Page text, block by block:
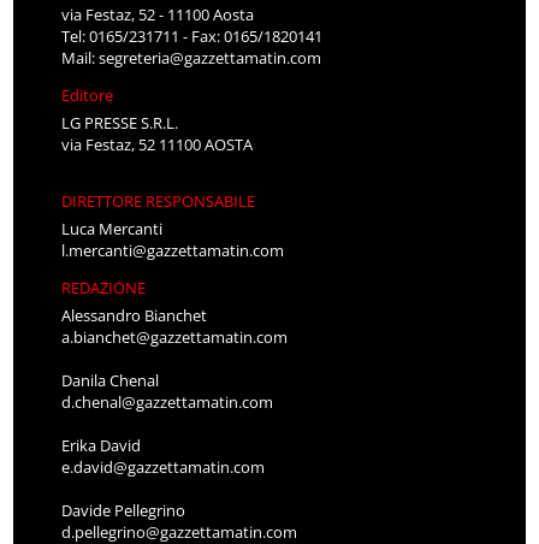
via Festaz, 52 - 11100 Aosta
Tel: 0165/231711 - Fax: 0165/1820141
Mail:segreteria@gazzettamatin.com
Editore
LG PRESSE S.R.L.
via Festaz, 52 11100 AOSTA
DIRETTORE RESPONSABILE
Luca Mercanti
l.mercanti@gazzettamatin.com
REDAZIONE
Alessandro Bianchet
a.bianchet@gazzettamatin.com
Danila Chenal
d.chenal@gazzettamatin.com
Erika David
e.david@gazzettamatin.com
Davide Pellegrino
d.pellegrino@gazzettamatin.com